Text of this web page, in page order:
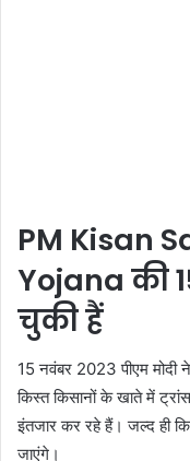
PM Kisan
Yojana की
चुकी हैं
15 नवंबर 2023 पीएम मोदी
किस्त किसानों के खाते में
इंतजार कर रहे हैं। जल्द ही
जाएंगे।